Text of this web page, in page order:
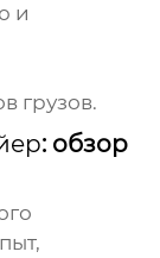
и
грузов.
: обзор